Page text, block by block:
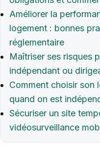
Améliorer la
logement : bonnes
réglementaire
Maîtriser ses risques
indépendant ou
Comment choisir son
quand on est
Sécuriser un site
vidéosurveillance